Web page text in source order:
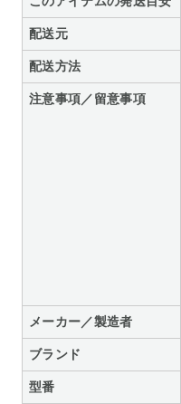
配送元
配送方法
注意事項／留意事項
メーカー／製造者
ブランド
型番